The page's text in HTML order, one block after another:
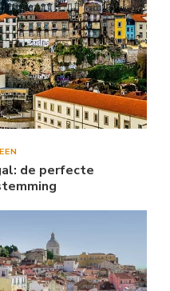
de perfecte